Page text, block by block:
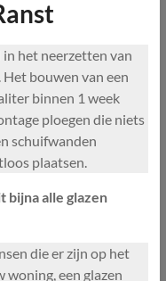
het neerzetten van
bouwen van een
binnen 1 week
ploegen die niets
schuifwanden
plaatsen.
bijna alle glazen
die er zijn op het
woning, een glazen